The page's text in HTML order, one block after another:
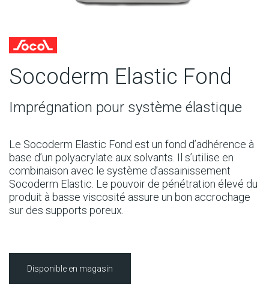
Socoderm Elastic Fond
Imprégnation pour système élastique
Le Socoderm Elastic Fond est un fond d’adhérence à
base d’un polyacrylate aux solvants. Il s’utilise en
combinaison avec le système d’assainissement
Socoderm Elastic. Le pouvoir de pénétration élevé du
produit à basse viscosité assure un bon accrochage
sur des supports poreux.
Disponible en magasin